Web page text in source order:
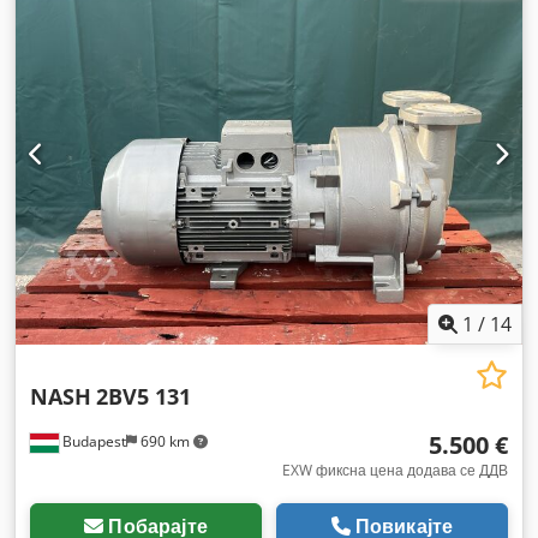
3 месеци , тип на заштита (IP код):IP54,
1 / 14
Budapest 690 km
NASH 2BV5 131
5.500 €
EXW фиксна цена додава се ДДВ
Побарајте Повикајте